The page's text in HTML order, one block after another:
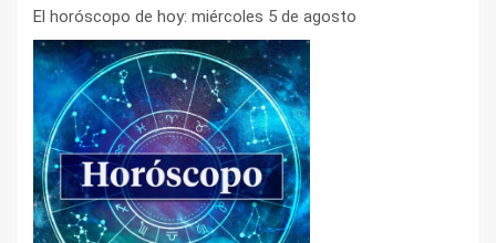
El horóscopo de hoy: miércoles 5 de agosto